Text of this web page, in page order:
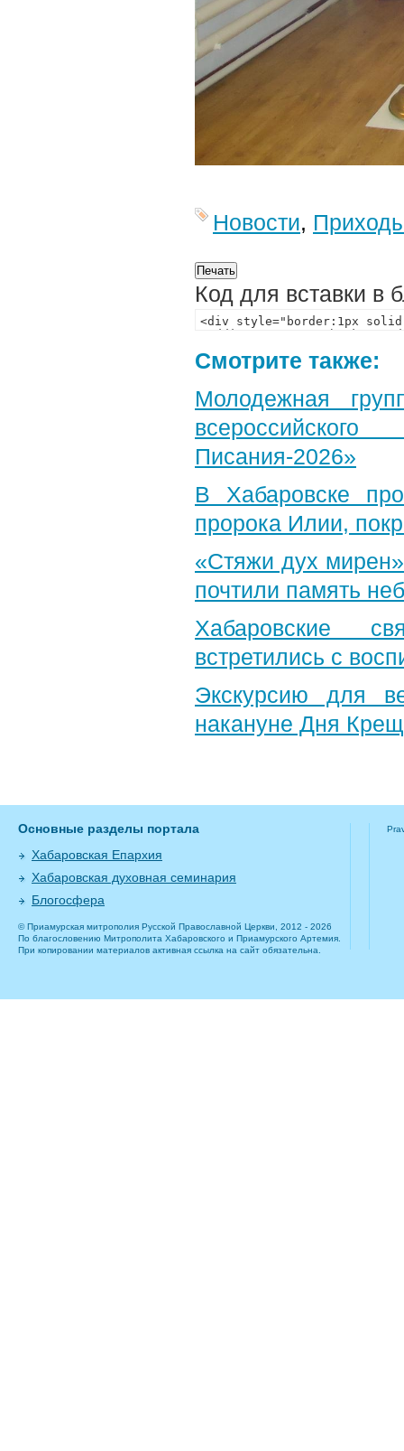
Новости,
Код для вставки в
Смотрите также:
Молодежная
Писания-2026»
В Хабаровске
пророка Илии,
«Стяжи дух
почтили память
Хабаровские
встретились с
Экскурсию для
накануне Дня
Основные разделы портала
Хабаровская Епархия
Хабаровская духовная семинария
Блогосфера
© Приамурская митрополия Русской Православной Церкви, 2012 - 2026
По благословению Митрополита Хабаровского и Приамурского Артемия.
При копировании материалов активная ссылка на сайт обязательна.